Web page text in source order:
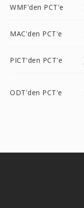
WMF'den PCT'e
MAC'den PCT'e
PICT'den PCT'e
ODT'den PCT'e